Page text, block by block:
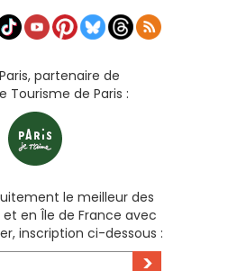
partenaire de
Tourisme de Paris :
le meilleur des
et en Île de France avec
inscription ci-dessous :
>